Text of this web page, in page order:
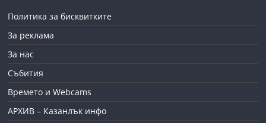
Политика за бисквитките
За реклама
За нас
Събития
Времето и Webcams
АРХИВ – Казанлък инфо